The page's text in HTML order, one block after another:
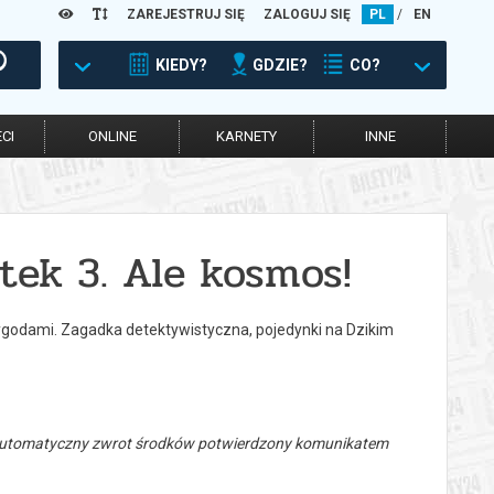
ZAREJESTRUJ SIĘ ZALOGUJ SIĘ PL / EN
KIEDY? GDZIE? CO?
ONLINE KARNETY INNE
3. Ale kosmos!
Zagadka detektywistyczna, pojedynki na Dzikim
zwrot środków potwierdzony komunikatem